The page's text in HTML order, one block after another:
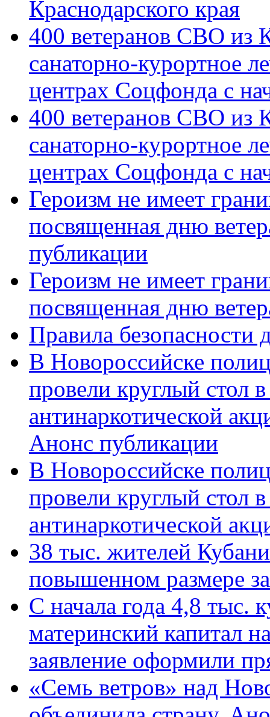
Краснодарского края
400 ветеранов СВО из
санаторно-курортное
центрах Соцфонда с
400 ветеранов СВО из
санаторно-курортное
центрах Соцфонда с
Героизм не имеет
посвященная дню
публикации
Героизм не имеет
посвященная дню
Правила безопасности
В Новороссийске
провели круглый стол
антинаркотической
Анонс публикации
В Новороссийске
провели круглый стол
антинаркотической
38 тыс. жителей
повышенном размере
С начала года 4,8 тыс.
материнский капитал
заявление оформили
«Семь ветров» над